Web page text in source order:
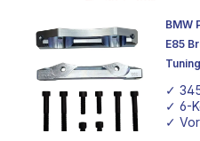
BMW
E85
✓
✓ 6-
✓